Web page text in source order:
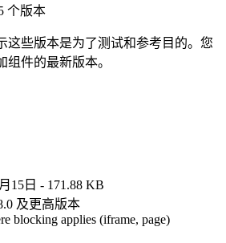
个版本
这些版本是为了测试和参考目的。 您
组件的最新版本。
15日 - 171.88 KB
及更高版本
blocking applies (iframe, page)